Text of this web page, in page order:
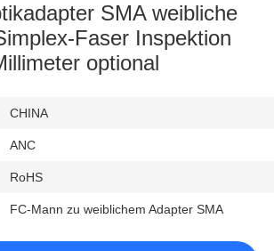
SMA weibliche
Faser Inspektion
optional
CHINA
ANC
RoHS
FC-Mann zu weiblichem Adapter SMA